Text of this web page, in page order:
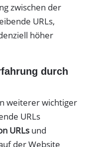
zwischen der
URLs,
höher
durch
weiterer wichtiger
URLs
URLs und
der Website